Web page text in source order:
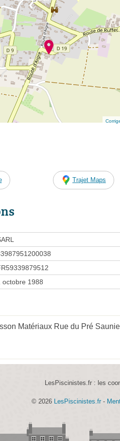
Trajet Maps
octobre 1988
Matériaux Rue du Pré
LesPiscinistes.fr : les
© 2026 LesPiscinistes.fr -